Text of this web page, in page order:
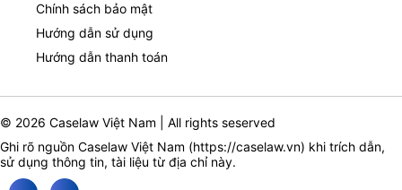
Chính sách bảo mật
Hướng dẫn sử dụng
Hướng dẫn thanh toán
© 2026 Caselaw Việt Nam | All rights seserved
Ghi rõ nguồn Caselaw Việt Nam (https://caselaw.vn) khi trích dẫn,
sử dụng thông tin, tài liệu từ địa chỉ này.